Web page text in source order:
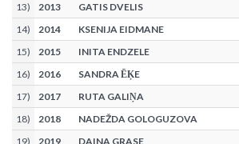
13) 2013
GATIS DVELIS
14) 2014
KSENIJA EIDMANE
15) 2015
INITA ENDZELE
16) 2016
SANDRA ĒĶE
17) 2017
RUTA GALIŅA
18) 2018
NADEŽDA GOLOGUZOVA
19) 2019
DAINA GRASE